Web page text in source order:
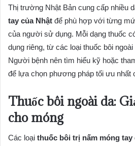
Thị trường Nhật Bản cung cấp nhiều
tay của Nhật để phù hợp với từng
của người sử dụng. Mỗi dạng thuốc
dụng riêng, từ các loại thuốc bôi
Người bệnh nên tìm hiểu kỹ hoặc
để lựa chọn phương pháp tối ưu nhất
Thuốc bôi ngoài da:
cho móng
Các loại thuốc bôi trị nấm móng tay